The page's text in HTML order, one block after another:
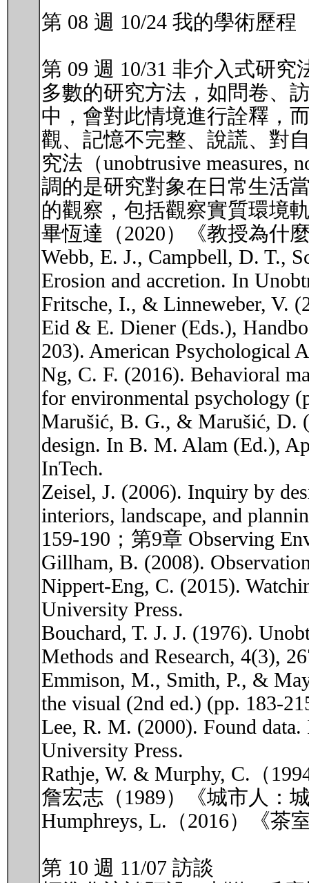
第 08 週 10/24 我的學術歷程
第 09 週 10/31 非介入式研究
多數的研究方法，如問卷、
中，會對此情境進行詮釋，
觀、記憶不完整、說謊、對
究法（unobtrusive
調的是研究對象在日常生活
的觀察，包括觀察實質環境
畢恆達（2020）《教授為什
Webb, E. J., Campbell, D. T.,
Erosion and accretion. In
Fritsche, I., & Linneweber, V.
Eid & E. Diener (Eds.),
203). American Psychological
Ng, C. F. (2016). Behavioral
for environmental psychology
Marušić, B. G., & Marušić, D.
design. In B. M. Alam (Ed.),
InTech.
Zeisel, J. (2006). Inquiry by
interiors, landscape, and
159-190；第9章 Observing
Gillham, B. (2008).
Nippert-Eng, C. (2015).
University Press.
Bouchard, T. J. J. (1976).
Methods and Research, 4(3),
Emmison, M., Smith, P., &
the visual (2nd ed.) (pp. 183-
Lee, R. M. (2000). Found
University Press.
Rathje, W. & Murphy, C.（
詹宏志（1989）《城市人：
Humphreys, L.（2016）《茶
第 10 週 11/07 訪談